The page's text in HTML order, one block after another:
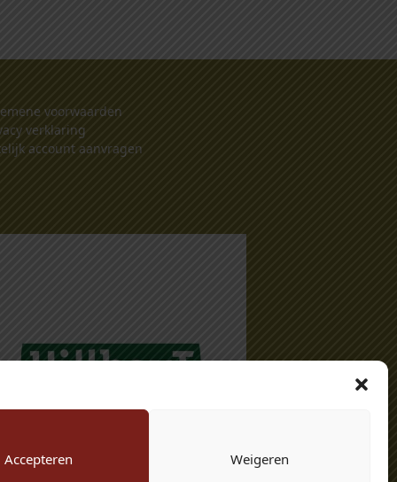
Accepteren Weigeren
voorwaarden
verklaring
account aanvragen